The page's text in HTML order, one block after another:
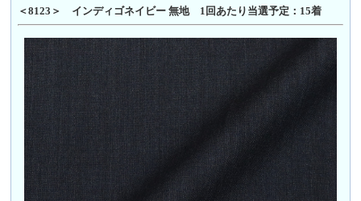
＜8123＞ インディゴネイビー 無地 1回あたり当選予定：15着